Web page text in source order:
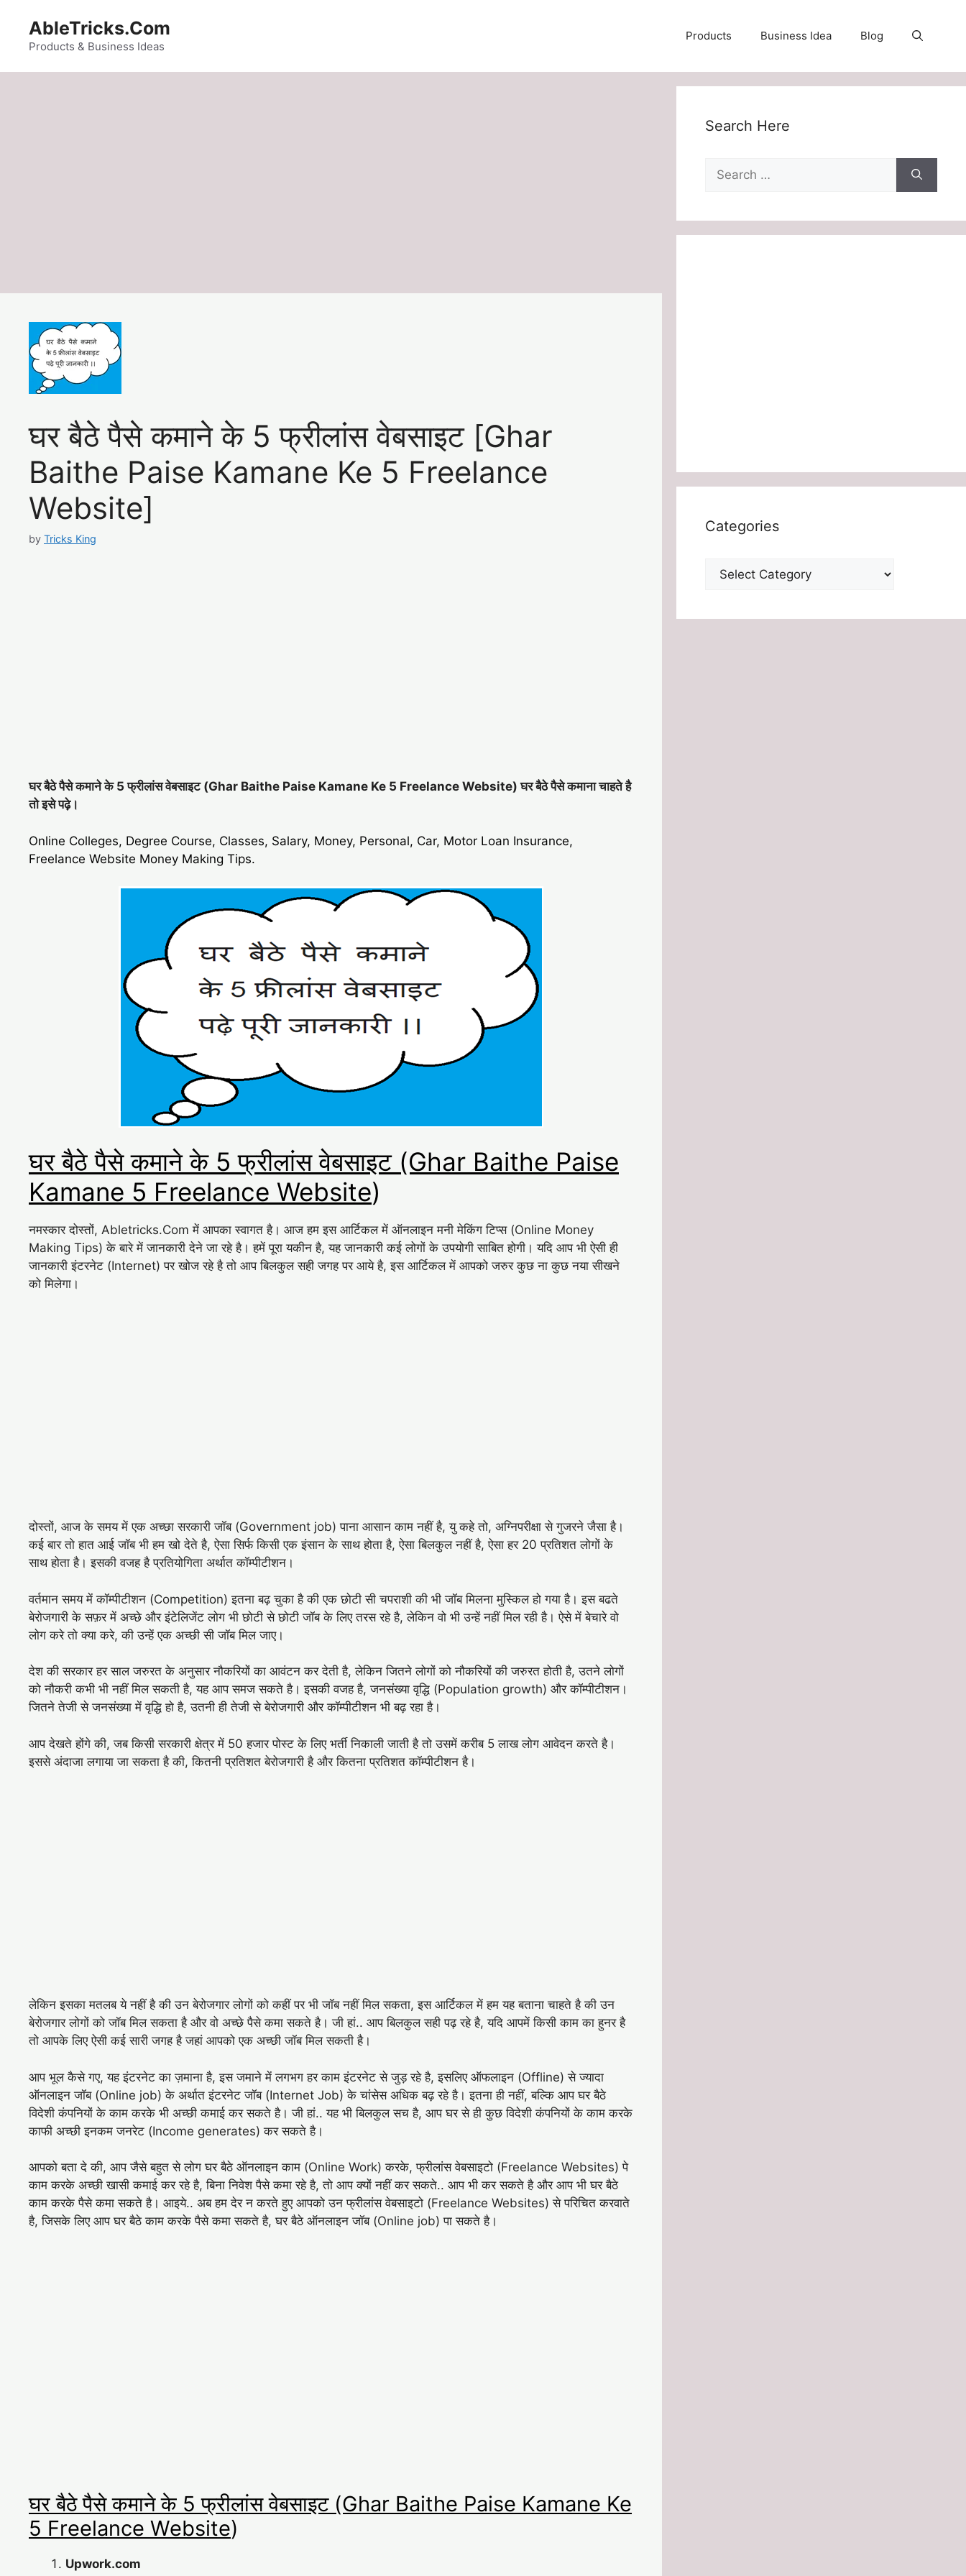
content
AbleTricks.Com
Products & Business Ideas
Products Business Idea Blog
घर बैठे पैसे कमाने के 5 फ्रीलांस वेबसाइट [Ghar
Baithe Paise Kamane Ke 5 Freelance
Website]
by Tricks King
घर बैठे पैसे कमाने के 5 फ्रीलांस वेबसाइट (Ghar Baithe Paise Kamane Ke 5 Freelance Website) घर बैठे पैसे कमाना चाहते है
तो इसे पढ़े।
Online Colleges, Degree Course, Classes, Salary, Money, Personal, Car, Motor Loan Insurance,
Freelance Website Money Making Tips.
घर बैठे पैसे कमाने के 5 फ्रीलांस वेबसाइट (Ghar Baithe Paise
Kamane 5 Freelance Website)
नमस्कार दोस्तों, Abletricks.Com में आपका स्वागत है। आज हम इस आर्टिकल में ऑनलाइन मनी मेकिंग टिप्स (Online Money
Making Tips) के बारे में जानकारी देने जा रहे है। हमें पूरा यकीन है, यह जानकारी कई लोगों के उपयोगी साबित होगी। यदि आप भी ऐसी ही
जानकारी इंटरनेट (Internet) पर खोज रहे है तो आप बिलकुल सही जगह पर आये है, इस आर्टिकल में आपको जरुर कुछ ना कुछ नया सीखने
को मिलेगा।
दोस्तों, आज के समय में एक अच्छा सरकारी जॉब (Government job) पाना आसान काम नहीं है, यु कहे तो, अग्निपरीक्षा से गुजरने जैसा है।
कई बार तो हात आई जॉब भी हम खो देते है, ऐसा सिर्फ किसी एक इंसान के साथ होता है, ऐसा बिलकुल नहीं है, ऐसा हर 20 प्रतिशत लोगों के
साथ होता है। इसकी वजह है प्रतियोगिता अर्थात कॉम्पीटीशन।
वर्तमान समय में कॉम्पीटीशन (Competition) इतना बढ़ चुका है की एक छोटी सी चपराशी की भी जॉब मिलना मुस्किल हो गया है। इस बढते
बेरोजगारी के सफ़र में अच्छे और इंटेलिजेंट लोग भी छोटी से छोटी जॉब के लिए तरस रहे है, लेकिन वो भी उन्हें नहीं मिल रही है। ऐसे में बेचारे वो
लोग करे तो क्या करे, की उन्हें एक अच्छी सी जॉब मिल जाए।
देश की सरकार हर साल जरुरत के अनुसार नौकरियों का आवंटन कर देती है, लेकिन जितने लोगों को नौकरियों की जरुरत होती है, उतने लोगों
को नौकरी कभी भी नहीं मिल सकती है, यह आप समज सकते है। इसकी वजह है, जनसंख्या वृद्धि (Population growth) और कॉम्पीटीशन।
जितने तेजी से जनसंख्या में वृद्धि हो है, उतनी ही तेजी से बेरोजगारी और कॉम्पीटीशन भी बढ़ रहा है।
आप देखते होंगे की, जब किसी सरकारी क्षेत्र में 50 हजार पोस्ट के लिए भर्ती निकाली जाती है तो उसमें करीब 5 लाख लोग आवेदन करते है।
इससे अंदाजा लगाया जा सकता है की, कितनी प्रतिशत बेरोजगारी है और कितना प्रतिशत कॉम्पीटीशन है।
लेकिन इसका मतलब ये नहीं है की उन बेरोजगार लोगों को कहीं पर भी जॉब नहीं मिल सकता, इस आर्टिकल में हम यह बताना चाहते है की उन
बेरोजगार लोगों को जॉब मिल सकता है और वो अच्छे पैसे कमा सकते है। जी हां.. आप बिलकुल सही पढ़ रहे है, यदि आपमें किसी काम का हुनर है
तो आपके लिए ऐसी कई सारी जगह है जहां आपको एक अच्छी जॉब मिल सकती है।
आप भूल कैसे गए, यह इंटरनेट का ज़माना है, इस जमाने में लगभग हर काम इंटरनेट से जुड़ रहे है, इसलिए ऑफलाइन (Offline) से ज्यादा
ऑनलाइन जॉब (Online job) के अर्थात इंटरनेट जॉब (Internet Job) के चांसेस अधिक बढ़ रहे है। इतना ही नहीं, बल्कि आप घर बैठे
विदेशी कंपनियों के काम करके भी अच्छी कमाई कर सकते है। जी हां.. यह भी बिलकुल सच है, आप घर से ही कुछ विदेशी कंपनियों के काम करके
काफी अच्छी इनकम जनरेट (Income generates) कर सकते है।
आपको बता दे की, आप जैसे बहुत से लोग घर बैठे ऑनलाइन काम (Online Work) करके, फ्रीलांस वेबसाइटो (Freelance Websites) पे
काम करके अच्छी खासी कमाई कर रहे है, बिना निवेश पैसे कमा रहे है, तो आप क्यों नहीं कर सकते.. आप भी कर सकते है और आप भी घर बैठे
काम करके पैसे कमा सकते है। आइये.. अब हम देर न करते हुए आपको उन फ्रीलांस वेबसाइटो (Freelance Websites) से परिचित करवाते
है, जिसके लिए आप घर बैठे काम करके पैसे कमा सकते है, घर बैठे ऑनलाइन जॉब (Online job) पा सकते है।
घर बैठे पैसे कमाने के 5 फ्रीलांस वेबसाइट (Ghar Baithe Paise Kamane Ke
5 Freelance Website)
Upwork.com
Search Here
Search
for:
Categories
Categories